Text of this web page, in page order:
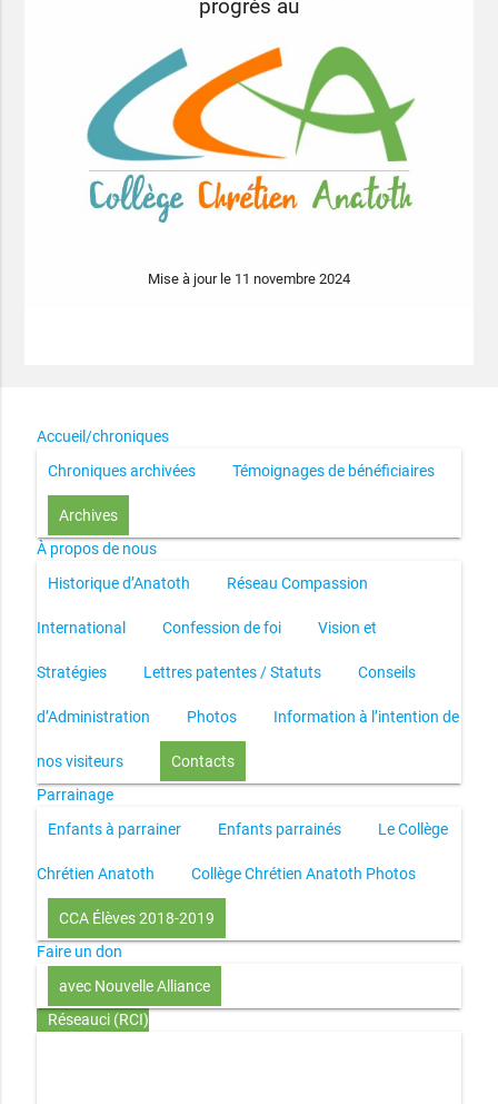
progrès au
Mise à jour le 11 novembre 2024
Accueil/chroniques
Chroniques archivées
Témoignages de bénéficiaires
Archives
À propos de nous
Historique d’Anatoth
Réseau Compassion
International Confession de foi Vision et
Stratégies Lettres patentes / Statuts Conseils
d’Administration Photos Information à l’intention de
nos visiteurs
Contacts
Parrainage
Enfants à parrainer
Enfants parrainés Le Collège
Chrétien Anatoth Collège Chrétien Anatoth Photos
CCA Élèves 2018-2019
Faire un don
avec Nouvelle Alliance
Réseauci (RCI)